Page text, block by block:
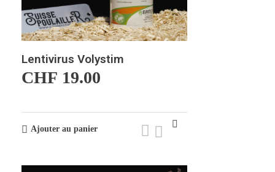
Lentivirus Volystim
CHF 19.00
Ajouter au panier